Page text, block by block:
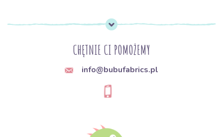
CHĘTNIE CI POMOŻEMY
info@bubufabrics.pl